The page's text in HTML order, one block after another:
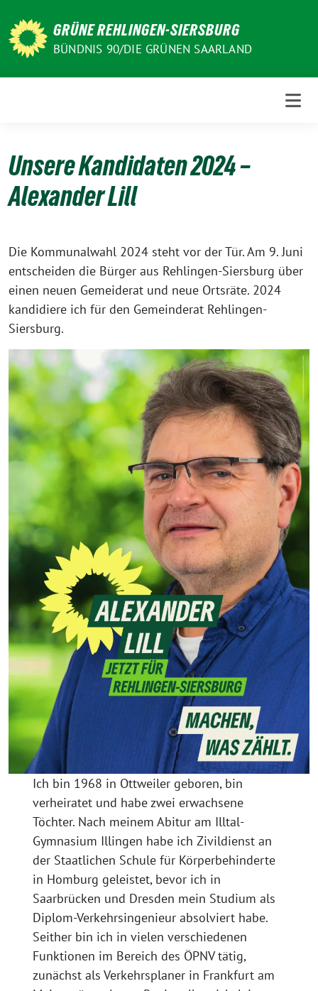
zum
Inhalt
GRÜNE REHLINGEN-SIERSBURG
BÜNDNIS 90/DIE GRÜNEN SAARLAND
Unsere Kandidaten 2024 –
Alexander Lill
Die Kommunalwahl 2024 steht vor der Tür. Am 9. Juni
entscheiden die Bürger aus Rehlingen-Siersburg über
einen neuen Gemeiderat und neue Ortsräte. 2024
kandidiere ich für den Gemeinderat Rehlingen-
Siersburg.
Ich bin 1968 in Ottweiler geboren, bin
verheiratet und habe zwei erwachsene
Töchter. Nach meinem Abitur am Illtal-
Gymnasium Illingen habe ich Zivildienst an
der Staatlichen Schule für Körperbehinderte
in Homburg geleistet, bevor ich in
Saarbrücken und Dresden mein Studium als
Diplom-Verkehrsingenieur absolviert habe.
Seither bin ich in vielen verschiedenen
Funktionen im Bereich des ÖPNV tätig,
zunächst als Verkehrsplaner in Frankfurt am